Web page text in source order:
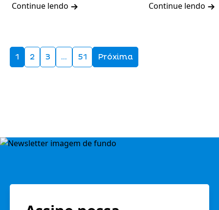
Continue lendo Continue lendo
1 2 3 … 51 Próxima